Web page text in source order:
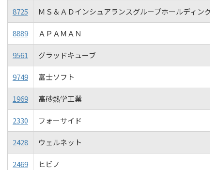
8725 ＭＳ＆ＡＤインシュアランスグループホールディング
8889 ＡＰＡＭＡＮ
9561 グラッドキューブ
9749 富士ソフト
1969 高砂熱学工業
2330 フォーサイド
2428 ウェルネット
2469 ヒビノ